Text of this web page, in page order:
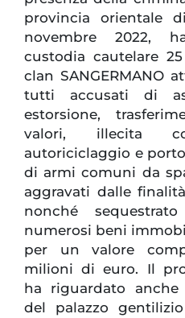
provincia orientale
novembre 2022,
custodia cautelare
clan SANGERMANO
tutti accusati di
estorsione,
valori, illecita
autoriciclaggio e
di armi comuni da
aggravati dalle
nonché
numerosi beni
per un valore
milioni di euro. Il
ha riguardato
del palazzo